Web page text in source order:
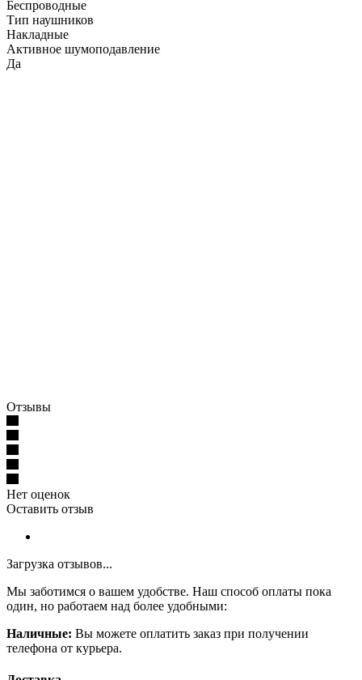
Беспроводные
Тип наушников
Накладные
Активное шумоподавление
Да
Отзывы
Нет оценок
Оставить отзыв
Загрузка отзывов...
Мы заботимся о вашем удобстве. Наш способ оплаты пока
один, но работаем над более удобными:
Наличные: Вы можете оплатить заказ при получении
телефона от курьера.